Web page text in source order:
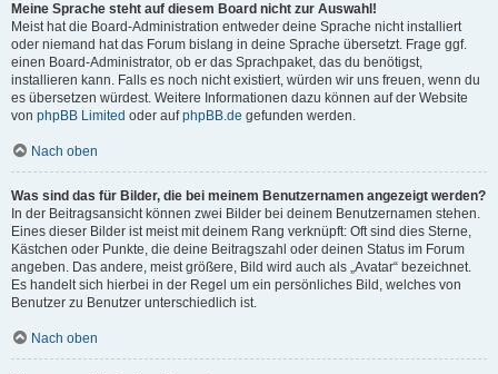
Meine Sprache steht auf diesem Board nicht zur Auswahl!
Meist hat die Board-Administration entweder deine Sprache nicht installiert
oder niemand hat das Forum bislang in deine Sprache übersetzt. Frage ggf.
einen Board-Administrator, ob er das Sprachpaket, das du benötigst,
installieren kann. Falls es noch nicht existiert, würden wir uns freuen, wenn du
es übersetzen würdest. Weitere Informationen dazu können auf der Website
von phpBB Limited oder aufphpBB.de gefunden werden.
Nach oben
Was sind das für Bilder, die bei meinem Benutzernamen angezeigt werden?
In der Beitragsansicht können zwei Bilder bei deinem Benutzernamen stehen.
Eines dieser Bilder ist meist mit deinem Rang verknüpft: Oft sind dies Sterne,
Kästchen oder Punkte, die deine Beitragszahl oder deinen Status im Forum
angeben. Das andere, meist größere, Bild wird auch als „Avatar“ bezeichnet.
Es handelt sich hierbei in der Regel um ein persönliches Bild, welches von
Benutzer zu Benutzer unterschiedlich ist.
Nach oben